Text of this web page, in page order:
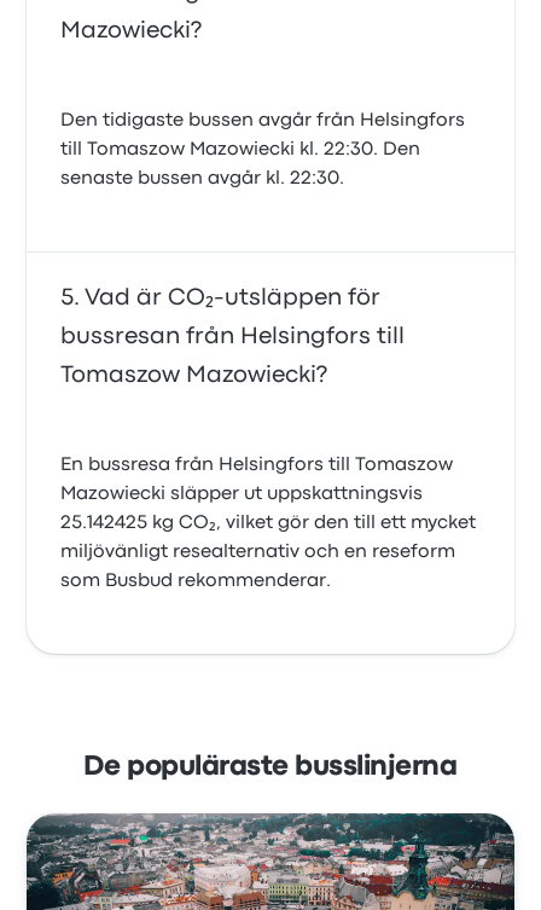
Mazowiecki?
Den tidigaste bussen avgår från Helsingfors
till Tomaszow Mazowiecki kl. 22:30. Den
senaste bussen avgår kl. 22:30.
Vad är CO₂-utsläppen för
bussresan från Helsingfors till
Tomaszow Mazowiecki?
En bussresa från Helsingfors till Tomaszow
Mazowiecki släpper ut uppskattningsvis
25.142425 kg CO₂, vilket gör den till ett mycket
miljövänligt resealternativ och en reseform
som Busbud rekommenderar.
De populäraste busslinjerna